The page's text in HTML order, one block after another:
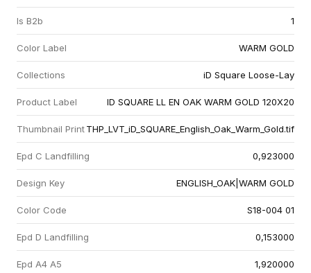
Is B2b 1
Color Label WARM GOLD
Collections iD Square Loose-Lay
Product Label ID SQUARE LL EN OAK WARM GOLD 120X20
Thumbnail PrintTHP_LVT_iD_SQUARE_English_Oak_Warm_Gold.tif
Epd C Landfilling 0,923000
Design Key ENGLISH_OAK|WARM GOLD
Color Code S18-004 01
Epd D Landfilling 0,153000
Epd A4 A5 1,920000